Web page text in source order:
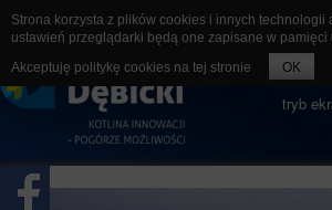
rozmiar
tryb
Strona korzysta z plików cookies i innych
ustawień przeglądarki będą one zapisane w pamięci
Akceptuję politykę cookies na tej stronie
OK